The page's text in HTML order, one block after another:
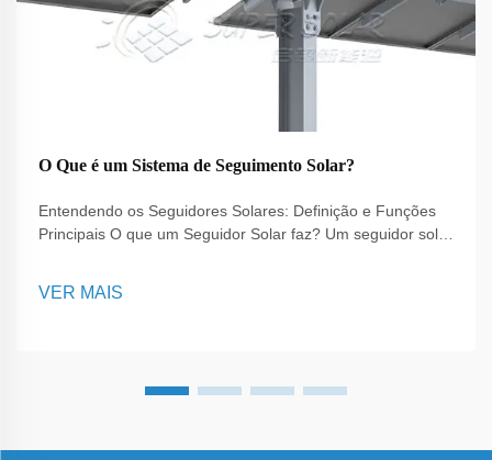
O Que é um Sistema de Seguimento Solar?
Entendendo os Seguidores Solares: Definição e Funções
Principais O que um Seguidor Solar faz? Um seguidor solar
direção ao sol durante todo o dia. Seu prim...
VER MAIS